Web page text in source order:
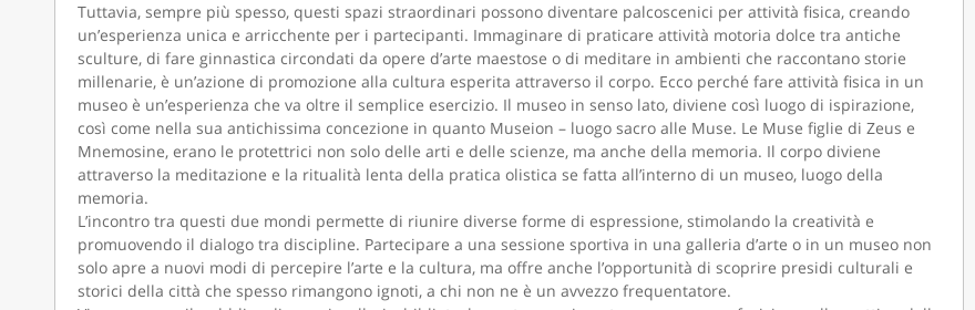
Tuttavia, sempre più spesso, questi spazi straordinari possono diventare palcoscenici per attività fisica, creando
un’esperienza unica e arricchente per i partecipanti. Immaginare di praticare attività motoria dolce tra antiche
sculture, di fare ginnastica circondati da opere d’arte maestose o di meditare in ambienti che raccontano storie
millenarie, è un’azione di promozione alla cultura esperita attraverso il corpo. Ecco perché fare attività fisica in un
museo è un’esperienza che va oltre il semplice esercizio. Il museo in senso lato, diviene così luogo di ispirazione,
così come nella sua antichissima concezione in quanto Museion – luogo sacro alle Muse. Le Muse figlie di Zeus e
Mnemosine, erano le protettrici non solo delle arti e delle scienze, ma anche della memoria. Il corpo diviene
attraverso la meditazione e la ritualità lenta della pratica olistica se fatta all’interno di un museo, luogo della
memoria.
L’incontro tra questi due mondi permette di riunire diverse forme di espressione, stimolando la creatività e
promuovendo il dialogo tra discipline. Partecipare a una sessione sportiva in una galleria d’arte o in un museo non
solo apre a nuovi modi di percepire l’arte e la cultura, ma offre anche l’opportunità di scoprire presidi culturali e
storici della città che spesso rimangono ignoti, a chi non ne è un avvezzo frequentatore.